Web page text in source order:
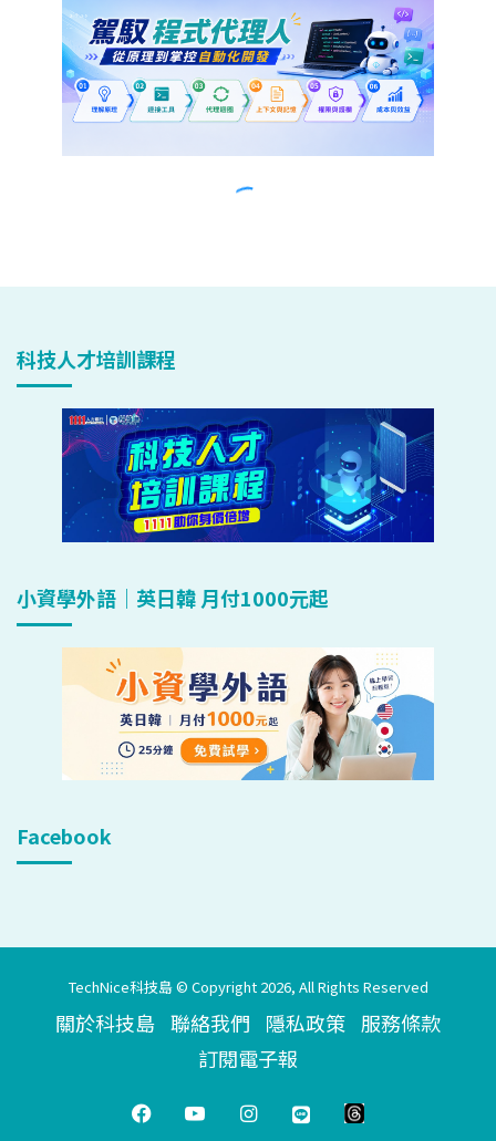
科技人才培訓課程
小資學外語｜英日韓 月付1000元起
Facebook
TechNice科技島 © Copyright 2026, All Rights Reserved
關於科技島 聯絡我們 隱私政策 服務條款
訂閱電子報